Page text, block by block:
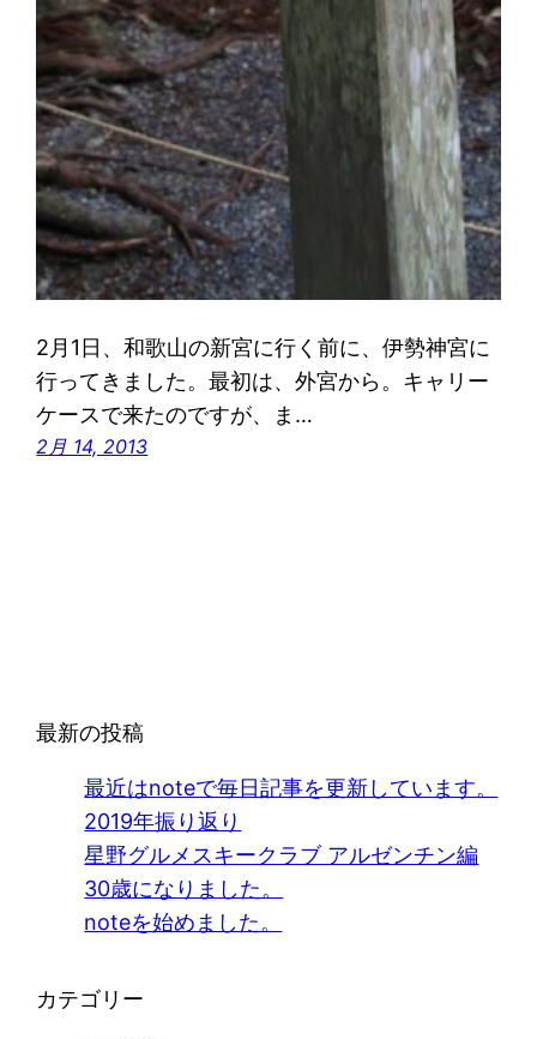
2月1日、和歌山の新宮に行く前に、伊勢神宮に
行ってきました。最初は、外宮から。キャリー
ケースで来たのですが、ま…
2月 14, 2013
最新の投稿
最近はnoteで毎日記事を更新しています。
2019年振り返り
星野グルメスキークラブ アルゼンチン編
30歳になりました。
noteを始めました。
カテゴリー